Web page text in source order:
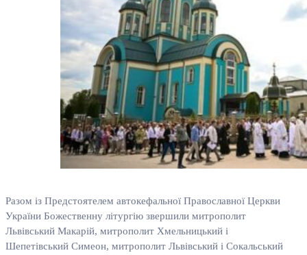
Разом із Предстоятелем автокефальної Православної Церкви
України Божественну літургію звершили митрополит
Львівський Макарій, митрополит Хмельницький і
Шепетівський Симеон, митрополит Львівський і Сокальський